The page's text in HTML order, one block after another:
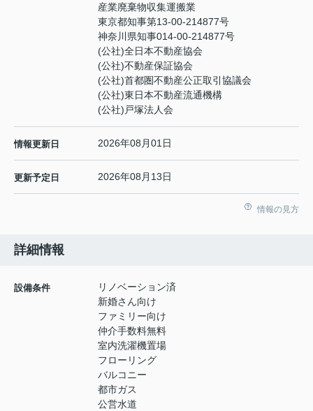
産業廃棄物収集運搬業
東京都知事第13-00-214877号
神奈川県知事014-00-214877号
(公社)全日本不動産協会
(公社)不動産保証協会
(公社)首都圏不動産公正取引協議会
(公社)東日本不動産流通機構
(公社)戸塚法人会
情報更新日 2026年08月01日
更新予定日 2026年08月13日
情報の見方
詳細情報
設備条件
リノベーション済
新婚さん向け
ファミリー向け
仲介手数料無料
室内洗濯機置場
フローリング
バルコニー
都市ガス
公営水道